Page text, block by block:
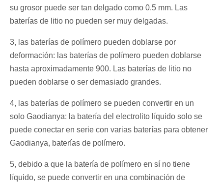
su grosor puede ser tan delgado como 0.5 mm. Las
baterías de litio no pueden ser muy delgadas.
3, las baterías de polímero pueden doblarse por
deformación: las baterías de polímero pueden doblarse
hasta aproximadamente 900. Las baterías de litio no
pueden doblarse o ser demasiado grandes.
4, las baterías de polímero se pueden convertir en un
solo Gaodianya: la batería del electrolito líquido solo se
puede conectar en serie con varias baterías para obtener
Gaodianya, baterías de polímero.
5, debido a que la batería de polímero en sí no tiene
líquido, se puede convertir en una combinación de